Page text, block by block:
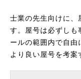
士業の先生向けに、
す。屋号は必ずしも
ールの範囲内で自由
より良い屋号を考案